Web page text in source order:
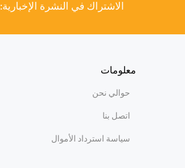
الاشتراك في النشرة الإخبارية:
معلومات
حوالي نحن
اتصل بنا
سياسة استرداد الأموال